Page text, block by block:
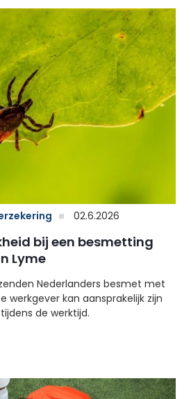
02.6.2026
bij een besmetting
Lyme
Nederlanders besmet met
werkgever kan aansprakelijk zijn
de werktijd.